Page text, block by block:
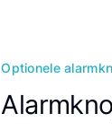
Optionele